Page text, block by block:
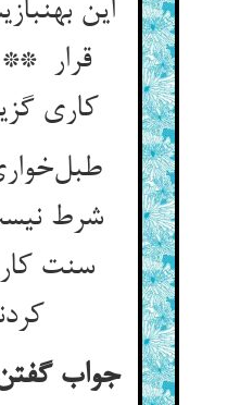
این
قرار
کاری گزیند ز افتقار
شرط
سنت
کردنیست
جواب گفتن